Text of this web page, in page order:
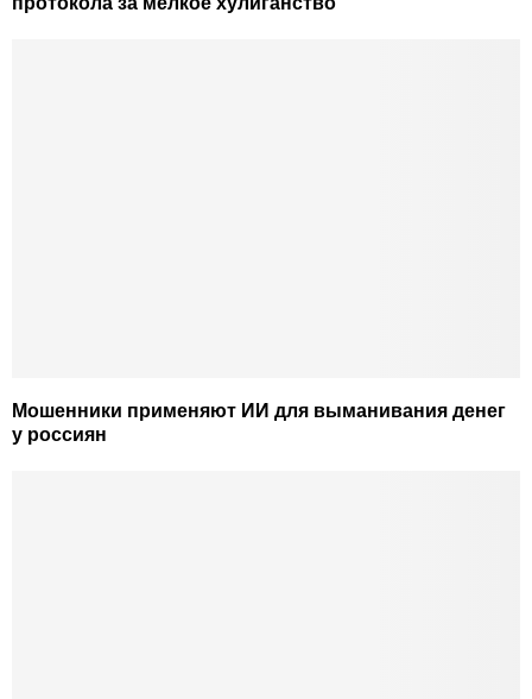
Мошенники применяют ИИ для выманивания денег
у россиян